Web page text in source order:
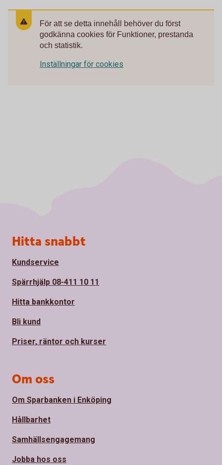
För att se detta innehåll behöver du först
godkänna cookies för Funktioner, prestanda
och statistik.
Inställningar för cookies
Sidfot
Hitta snabbt
Kundservice
Spärrhjälp 08-411 10 11
Hitta bankkontor
Bli kund
Priser, räntor och kurser
Om oss
Om Sparbanken i Enköping
Hållbarhet
Samhällsengagemang
Jobba hos oss